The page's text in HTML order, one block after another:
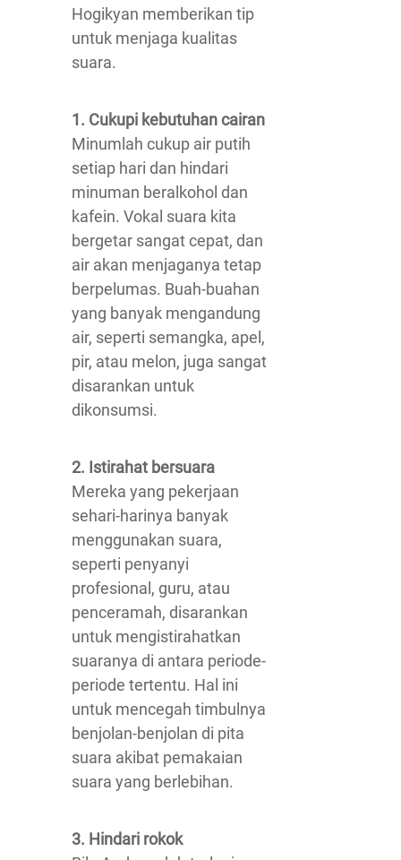
Hogikyan memberikan tip
untuk menjaga kualitas
suara.
1. Cukupi kebutuhan cairan
Minumlah cukup air putih
setiap hari dan hindari
minuman beralkohol dan
kafein. Vokal suara kita
bergetar sangat cepat, dan
air akan menjaganya tetap
berpelumas. Buah-buahan
yang banyak mengandung
air, seperti semangka, apel,
pir, atau melon, juga sangat
disarankan untuk
dikonsumsi.
2. Istirahat bersuara
Mereka yang pekerjaan
sehari-harinya banyak
menggunakan suara,
seperti penyanyi
profesional, guru, atau
penceramah, disarankan
untuk mengistirahatkan
suaranya di antara periode-
periode tertentu. Hal ini
untuk mencegah timbulnya
benjolan-benjolan di pita
suara akibat pemakaian
suara yang berlebihan.
3. Hindari rokok